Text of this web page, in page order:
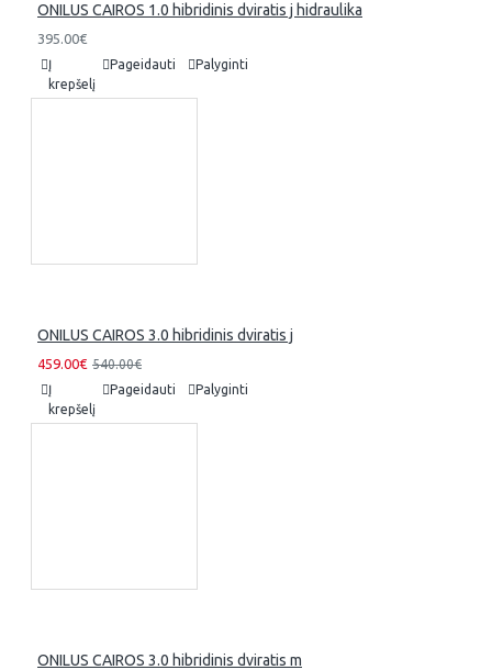
ONILUS CAIROS 1.0 hibridinis dviratis j hidraulika
395.00€
Į
krepšelį
Pageidauti Palyginti
ONILUS CAIROS 3.0 hibridinis dviratis j
459.00€ 540.00€
Į
krepšelį
Pageidauti Palyginti
ONILUS CAIROS 3.0 hibridinis dviratis m